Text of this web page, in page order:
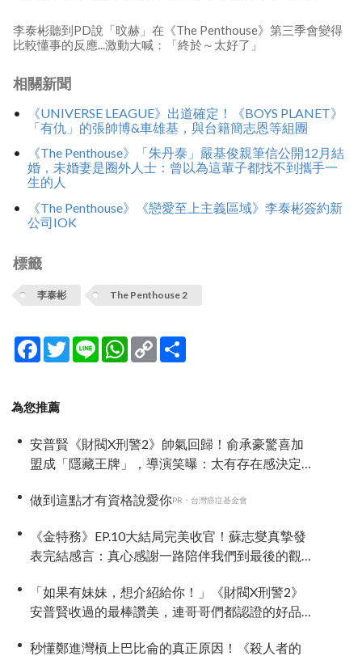
李泰彬聽到PD說「旼赫」在《The Penthouse》第三季會變得
比較懂事的反應...激動大喊：「終於～太好了」
相關新聞
《UNIVERSE LEAGUE》出道確定！《BOYS PLANET》
「有仇」的張帥博&車雄基，與台籍簡志恩等組團
《The Penthouse》「朱丹泰」嚴基俊親筆信公開12月結
婚，未婚妻是圈外人士：曾以為這輩子都找不到攜手一
生的人
《The Penthouse》《戀愛至上主義區域》李泰彬簽約新
公司IOK
標籤
李泰彬 The Penthouse 2
Facebook
TwitterLine WhatsApp
Copy
Link
為您推薦
安普賢《財閥X刑警2》帥氣回歸！俞承豪驚喜加
盟成「隱藏王牌」，導演笑曝：太有存在感決定
做到這點才有資格說愛你PR・台灣癌症基金會
《金特務》EP.10大結局完美收官！蘇志燮真摯發
表完結感言：真心感謝一路陪伴我們到最後的觀
「如果有妹妹，想介紹給你！」《財閥X刑警2》
安普賢收過的最棒讚美，連哥哥們都認證的好品
秒懂鄭進灣槓上巴比侖的真正原因！《殺人者的